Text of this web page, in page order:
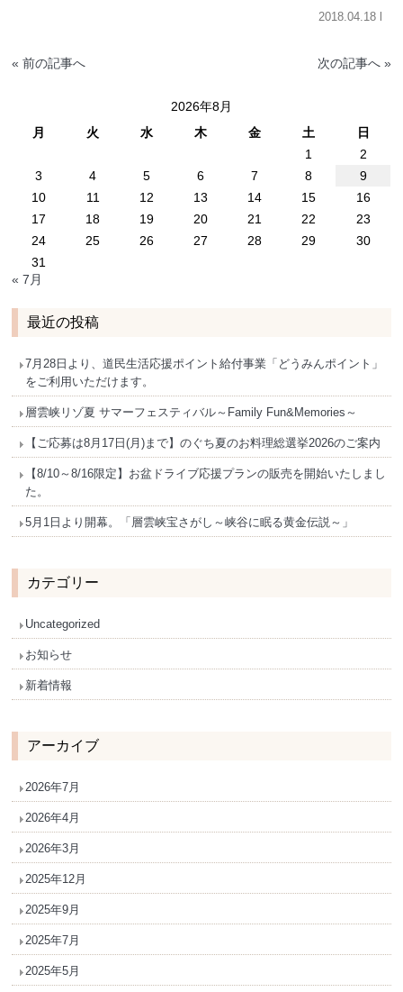
2018.04.18 l
« 前の記事へ 次の記事へ »
2026年8月
月
火 水 木 金 土
日
1
2
3
4 5 6 7 8
9
10
11 12 13 14 15
16
17
18 19 20 21 22
23
24
25 26 27 28 29
30
31
« 7月
最近の投稿
7月28日より、道民生活応援ポイント給付事業「どうみんポイント」
をご利用いただけます。
層雲峡リゾ夏 サマーフェスティバル～Family Fun&Memories～
【ご応募は8月17日(月)まで】のぐち夏のお料理総選挙2026のご案内
【8/10～8/16限定】お盆ドライブ応援プランの販売を開始いたしまし
た。
5月1日より開幕。「層雲峡宝さがし～峡谷に眠る黄金伝説～」
カテゴリー
Uncategorized
お知らせ
新着情報
アーカイブ
2026年7月
2026年4月
2026年3月
2025年12月
2025年9月
2025年7月
2025年5月